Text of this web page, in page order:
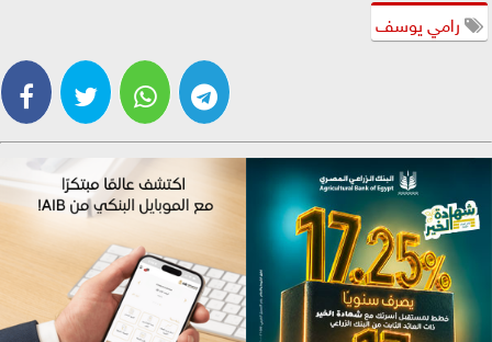
رامي يوسف